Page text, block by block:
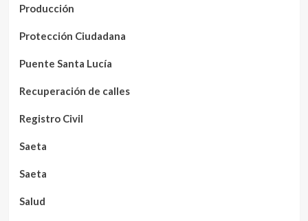
Producción
Protección Ciudadana
Puente Santa Lucía
Recuperación de calles
Registro Civil
Saeta
Saeta
Salud